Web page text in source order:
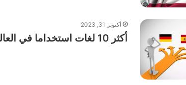
أكتوبر 31, 2023
أكثر 10 لغات استخداما في العالم